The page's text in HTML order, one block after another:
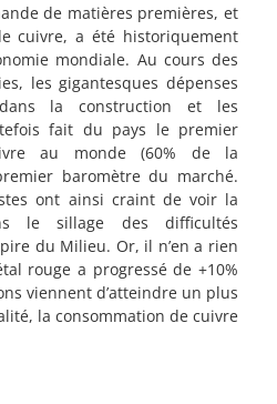
de matières premières, et
cuivre, a été historiquement
mondiale. Au cours des
les gigantesques dépenses
la construction et les
fait du pays le premier
au monde (60% de la
baromètre du marché.
ont ainsi craint de voir la
le sillage des difficultés
du Milieu. Or, il n’en a rien
rouge a progressé de +10%
viennent d’atteindre un plus
la consommation de cuivre